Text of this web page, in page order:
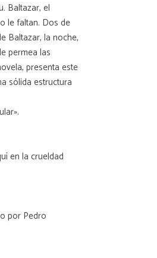
Baltazar, el
le faltan. Dos de
Baltazar, la noche,
permea las
presenta este
sólida estructura
en la crueldad
por Pedro